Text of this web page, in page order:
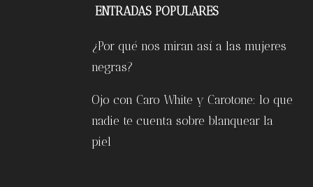
ENTRADAS POPULARES
¿Por qué nos miran así a las mujeres
negras?
Ojo con Caro White y Carotone: lo que
nadie te cuenta sobre blanquear la
piel